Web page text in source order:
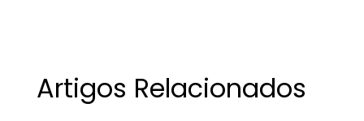
Artigos Relacionados